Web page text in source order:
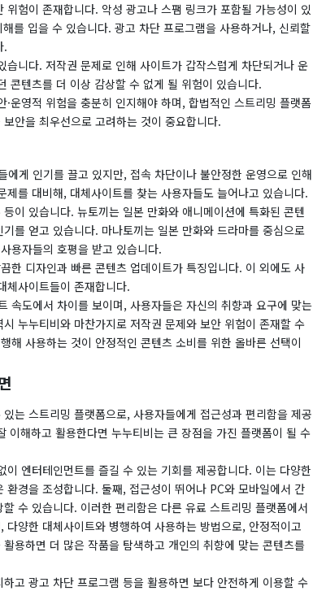
험이 존재합니다. 악성 광고나 스팸 링크가 포함될 가능성이 있
를 입을 수 있습니다. 광고 차단 프로그램을 사용하거나, 신뢰할
.
니다. 저작권 문제로 인해 사이트가 갑작스럽게 차단되거나 운
콘텐츠를 더 이상 감상할 수 없게 될 위험이 있습니다.
운영적 위험을 충분히 인지해야 하며, 합법적인 스트리밍 플랫폼
안을 최우선으로 고려하는 것이 중요합니다.
게 인기를 끌고 있지만, 접속 차단이나 불안정한 운영으로 인해
를 대비해, 대체사이트를 찾는 사용자들도 늘어나고 있습니다.
이 있습니다. 뉴토끼는 일본 만화와 애니메이션에 특화된 콘텐
를 얻고 있습니다. 마나토끼는 일본 만화와 드라마를 중심으로
용자들의 호평을 받고 있습니다.
한 디자인과 빠른 콘텐츠 업데이트가 특징입니다. 이 외에도 사
체사이트들이 존재합니다.
속도에서 차이를 보이며, 사용자들은 자신의 취향과 요구에 맞는
누누티비와 마찬가지로 저작권 문제와 보안 위험이 존재할 수
해 사용하는 것이 안정적인 콘텐츠 소비를 위한 올바른 선택이
는 스트리밍 플랫폼으로, 사용자들에게 접근성과 편리함을 제공
이해하고 활용한다면 누누티비는 큰 장점을 가진 플랫폼이 될 수
엔터테인먼트를 즐길 수 있는 기회를 제공합니다. 이는 다양한
경을 조성합니다. 둘째, 접근성이 뛰어나 PC와 모바일에서 간
수 있습니다. 이러한 편리함은 다른 유료 스트리밍 플랫폼에서
양한 대체사이트와 병행하여 사용하는 방법으로, 안정적이고
용하면 더 많은 작품을 탐색하고 개인의 취향에 맞는 콘텐츠를
고 광고 차단 프로그램 등을 활용하면 보다 안전하게 이용할 수